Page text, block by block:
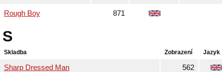
Rough Boy 871
S
Skladba Zobrazení Jazyk
Sharp Dressed Man 562